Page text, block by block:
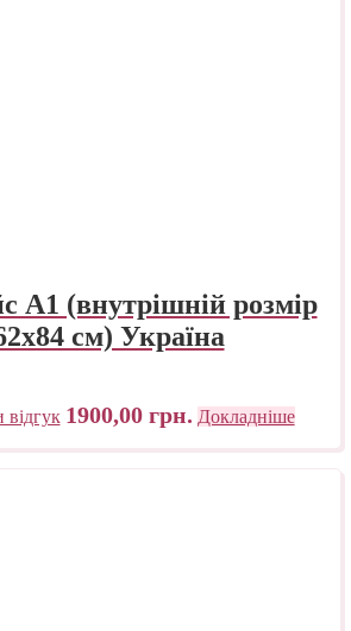
А1 (внутрішній розмір
см) Україна
1900,00 грн. Докладніше